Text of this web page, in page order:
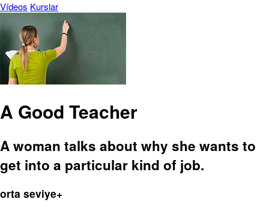
Vídeos Kurslar
A Good Teacher
A woman talks about why she wants to
get into a particular kind of job.
orta seviye+